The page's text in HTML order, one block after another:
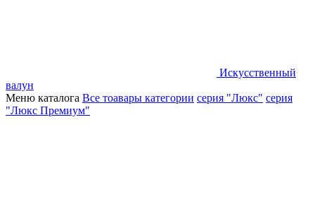
Искусственный
валун
Меню каталога Все тоавары категории серия "Люкс" серия
"Люкс Премиум"